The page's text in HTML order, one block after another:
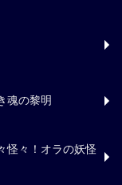
魂の黎明
怪々！オラの妖怪